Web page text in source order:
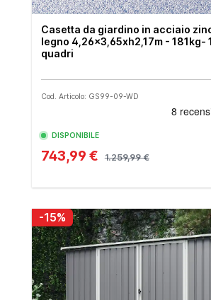
Casetta da giardino in acciaio
legno 4,26x3,65xh2,17m - 181kg-
quadri
Cod. Articolo: GS99-09-WD
DISPONIBILE
743,99 € 1.259,99 €
-15%